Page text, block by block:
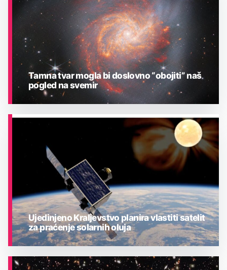
Tamna tvar mogla bi doslovno “obojiti” naš
pogled na svemir
Ujedinjeno Kraljevstvo planira vlastiti satelit
za praćenje solarnih oluja